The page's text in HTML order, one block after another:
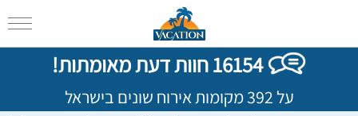
16154 חוות דעת מאומתות!
על 392 מקומות אירוח שונים בישראל